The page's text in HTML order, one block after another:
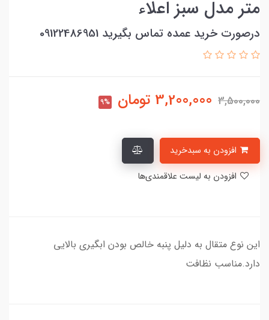
متر مدل سبز اعلاء
درصورت خرید عمده تماس بگیرید 09122486951
3,500,000
3,200,000 تومان 9%
این نوع متقال به دلیل پنبه خالص بودن ابگیری بالایی
دارد.مناسب نظافت